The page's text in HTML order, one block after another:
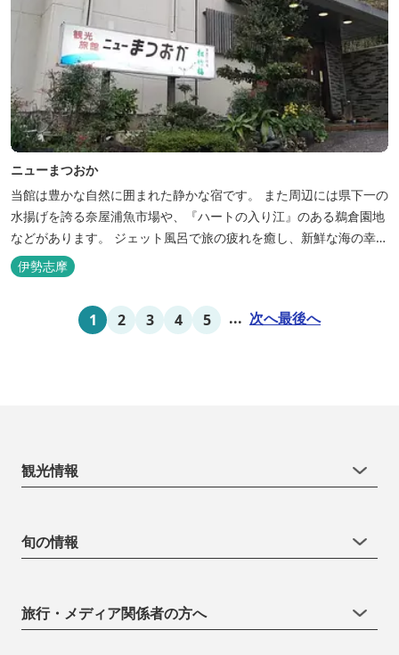
ニューまつおか
当館は豊かな自然に囲まれた静かな宿です。 また周辺には県下一の
水揚げを誇る奈屋浦魚市場や、『ハートの入り江』のある鵜倉園地
などがあります。 ジェット風呂で旅の疲れを癒し、新鮮な海の幸を
どうぞお楽しみください。 ゆったりと・・のんびりと・・くつろぎ
の時間がここにあります。
伊勢志摩
1 2 3 4 5 ... 次へ最後へ
観光情報
旬の情報
旅行・メディア関係者の方へ